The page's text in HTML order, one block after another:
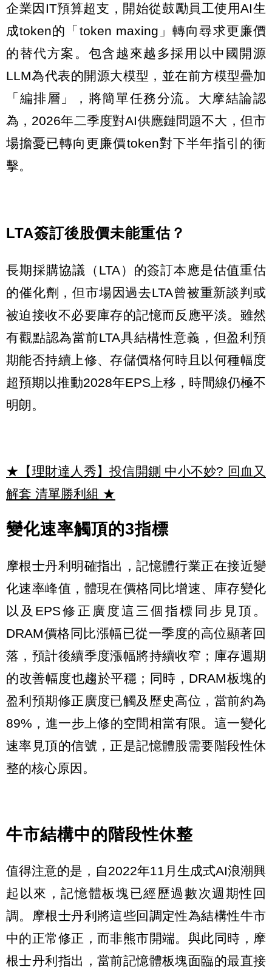
企業因IT預算超支，開始從鼓勵員工使用AI生
成token的「token maxing」轉向尋求更廉價
的替代方案。包含越來越多採用以中國開源
LLM為代表的開源大模型，並在前方模型疊加
「編排層」，將簡單任務分流。大摩結論認
為，2026年二季度對AI供應鏈問題不大，但市
場擔憂已轉向更廉價token對下半年指引的衝
擊。
LTA簽訂後股價未能重估？
長期採購協議（LTA）的簽訂本應是估值重估
的催化劑，但市場因過去LTA曾被重新談判或
被迫接收不必要庫存的記憶而反應平淡。雖然
有觀點認為當前LTA具結構性意義，但盈利預
期能否持續上修、存儲價格何時且以何種幅度
超預期以推動2028年EPS上移，時間線仍極不
明朗。
★【理財達人秀】投信開鍘 中小不妙? 回血又
解套 清單勝利組 ★
變化速率觸頂的3指標
摩根士丹利明確指出，記憶體行業正在接近變
化速率峰值，體現在價格同比增速、庫存變化
以及EPS修正廣度這三個指標同步見頂。
DRAM價格同比漲幅已從一季度的高位顯著回
落，預計後續季度漲幅將持續收窄；庫存週期
的改善幅度也趨於平穩；同時，DRAM板塊的
盈利預期修正廣度已觸及歷史高位，當前約為
89%，進一步上修的空間相當有限。這一變化
速率見頂的信號，正是記憶體股需要階段性休
整的核心原因。
牛市結構中的階段性休整
值得注意的是，自2022年11月生成式AI浪潮興
起以來，記憶體板塊已經歷過數次週期性回
調。摩根士丹利將這些回調定性為結構性牛市
中的正常修正，而非熊市開端。與此同時，摩
根士丹利指出，當前記憶體板塊面臨的最直接